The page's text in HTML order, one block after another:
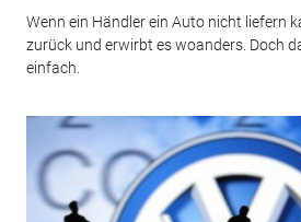
Wenn ein Händler ein Auto nicht liefern
zurück und erwirbt es woanders. Doch
einfach.